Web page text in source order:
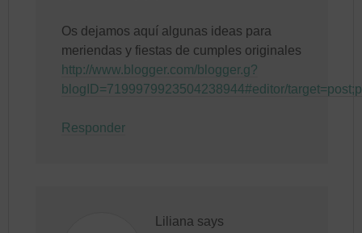
Os dejamos aquí algunas ideas para
meriendas y fiestas de cumples originales
http://www.blogger.com/blogger.g?
blogID=7199979923504238944#editor/
Responder
Liliana says